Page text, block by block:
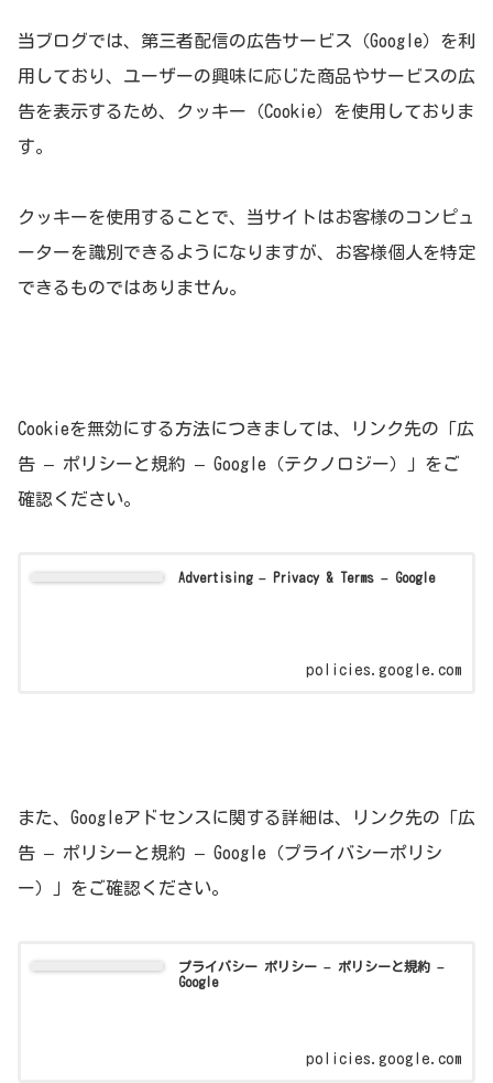
当ブログでは、第三者配信の広告サービス（Google）を利
用しており、ユーザーの興味に応じた商品やサービスの広
告を表示するため、クッキー（Cookie）を使用しておりま
す。
クッキーを使用することで、当サイトはお客様のコンピュ
ーターを識別できるようになりますが、お客様個人を特定
できるものではありません。
Cookieを無効にする方法につきましては、リンク先の「広
告 – ポリシーと規約 – Google（テクノロジー）」をご
確認ください。
Advertising – Privacy & Terms – Google
policies.google.com
また、Googleアドセンスに関する詳細は、リンク先の「広
告 – ポリシーと規約 – Google（プライバシーポリシ
ー）」をご確認ください。
プライバシー ポリシー – ポリシーと規約 –
Google
policies.google.com